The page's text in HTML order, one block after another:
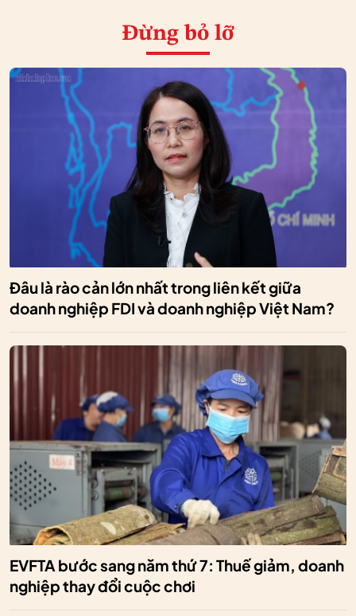
Đừng bỏ lỡ
Đâu là rào cản lớn nhất trong liên kết giữa
doanh nghiệp FDI và doanh nghiệp Việt Nam?
EVFTA bước sang năm thứ 7: Thuế giảm, doanh
nghiệp thay đổi cuộc chơi